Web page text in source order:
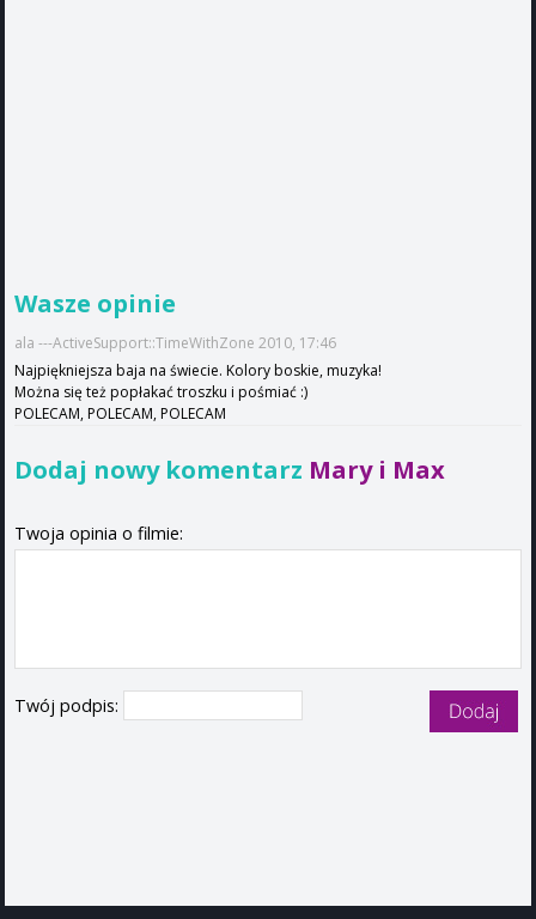
Wasze opinie
ala ---ActiveSupport::TimeWithZone 2010, 17:46
Najpiękniejsza baja na świecie. Kolory boskie, muzyka!
Można się też popłakać troszku i pośmiać :)
POLECAM, POLECAM, POLECAM
Dodaj nowy komentarz Mary i Max
Twoja opinia o filmie:
Twój podpis: